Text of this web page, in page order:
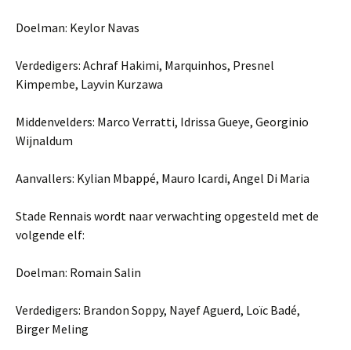
Doelman: Keylor Navas
Verdedigers: Achraf Hakimi, Marquinhos, Presnel
Kimpembe, Layvin Kurzawa
Middenvelders: Marco Verratti, Idrissa Gueye, Georginio
Wijnaldum
Aanvallers: Kylian Mbappé, Mauro Icardi, Angel Di Maria
Stade Rennais wordt naar verwachting opgesteld met de
volgende elf:
Doelman: Romain Salin
Verdedigers: Brandon Soppy, Nayef Aguerd, Loïc Badé,
Birger Meling